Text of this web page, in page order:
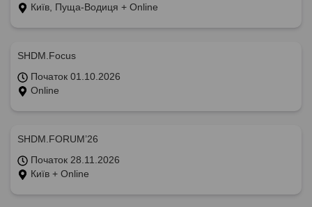
Київ, Пуща-Водиця + Online
SHDM.Focus
Початок 01.10.2026
Online
SHDM.FORUM’26
Початок 28.11.2026
Київ + Online